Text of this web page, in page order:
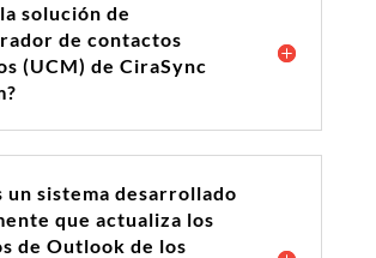
solución de
de contactos
(UCM) de CiraSync
un sistema desarrollado
que actualiza los
de Outlook de los